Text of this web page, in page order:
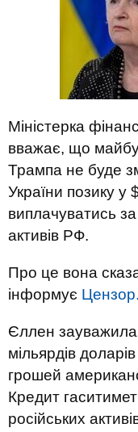
Міністерка
вважає, що
Трампа не буде
України позику у
виплачуватись
активів РФ.
Про це вона
інформує
Єллен
мільярдів
грошей
Кредит
російських